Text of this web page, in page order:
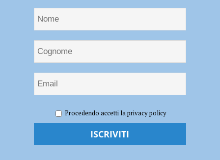
dono 2026 il 14 giugno con Avis Provinciale Piacenza. Laura
Bocciarelli: “Una bella giornata all’aria aperta partecipata” – AUDIO
Festa del dono 2026 il 14 giugno con Avis
Procedendo accetti la privacy policy